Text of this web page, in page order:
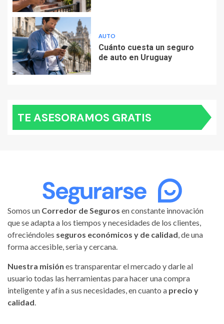
AUTO
Cuánto cuesta un seguro
de auto en Uruguay
TE ASESORAMOS GRATIS
Somos un Corredor de Seguros en constante innovación
que se adapta a los tiempos y necesidades de los clientes,
ofreciéndoles seguros económicos y de calidad, de una
forma accesible, seria y cercana.
Nuestra misión es transparentar el mercado y darle al
usuario todas las herramientas para hacer una compra
inteligente y afín a sus necesidades, en cuanto a precio y
calidad.